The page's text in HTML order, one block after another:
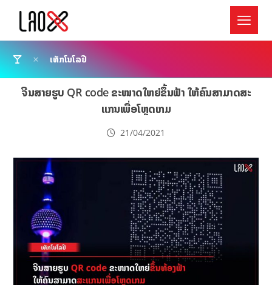
ເທັກໂນໂລຢີ
ຈີນສາຍຮູບ QR code ຂະໜາດໃຫຍ່ຂຶ້ນຟ້າ ໃຫ້ຄົນສາມາດສະ
ແກນເພື່ອໂຫຼດເກມ
21/04/2021